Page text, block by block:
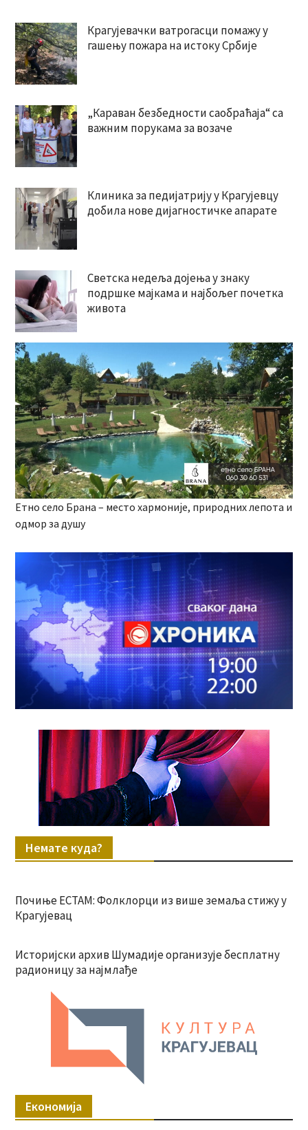
Крагујевачки ватрогасци помажу у
гашењу пожара на истоку Србије
„Караван безбедности саобраћаја“ са
важним порукама за возаче
Клиника за педијатрију у Крагујевцу
добила нове дијагностичке апарате
Светска недеља дојења у знаку
подршке мајкама и најбољег почетка
живота
Етно село Брана – место хармоније, природних лепота и
одмор за душу
Немате куда?
Почиње ЕСТАМ: Фолклорци из више земаља стижу у
Крагујевац
Историјски архив Шумадије организује бесплатну
радионицу за најмлађе
Економија